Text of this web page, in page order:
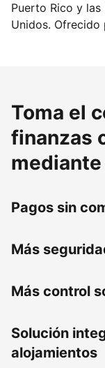
Puerto Rico y las
Unidos. Ofrecido
Toma el
finanzas
Pagos sin
Más
Más control
Solución
alojamientos